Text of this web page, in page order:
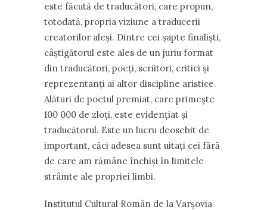
este făcută de traducători, care propun,
totodată, propria viziune a traducerii
creatorilor aleși. Dintre cei șapte finaliști,
câștigătorul este ales de un juriu format
din traducători, poeți, scriitori, critici și
reprezentanți ai altor discipline aristice.
Alături de poetul premiat, care primește
100 000 de zloți, este evidențiat și
traducătorul. Este un lucru deosebit de
important, căci adesea sunt uitați cei fără
de care am rămâne închiși în limitele
strâmte ale propriei limbi.
Institutul Cultural Român de la Varșovia